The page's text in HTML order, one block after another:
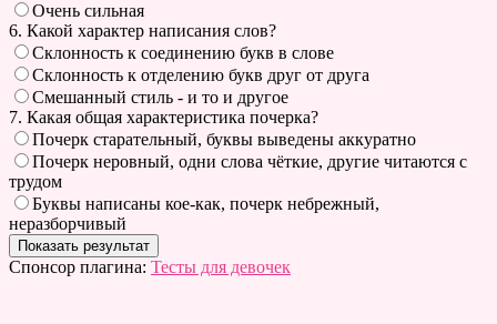
Очень сильная
6. Какой характер написания слов?
Склонность к соединению букв в слове
Склонность к отделению букв друг от друга
Смешанный стиль - и то и другое
7. Какая общая характеристика почерка?
Почерк старательный, буквы выведены аккуратно
Почерк неровный, одни слова чёткие, другие читаются с
трудом
Буквы написаны кое-как, почерк небрежный,
неразборчивый
Спонсор плагина: Тесты для девочек